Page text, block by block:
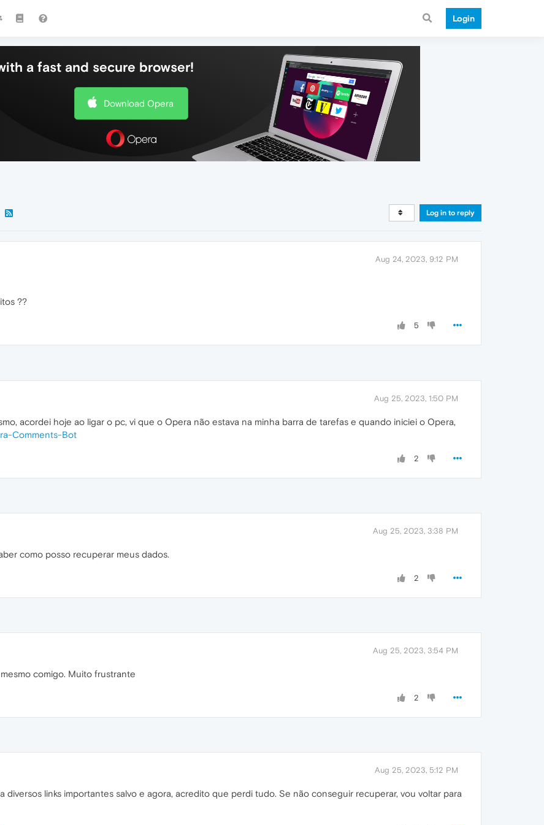
Login
a fast and secure browser!
Download Opera
Log in to reply
Aug 24, 2023, 9:12 PM
??
5
Aug 25, 2023, 1:50 PM
acordei hoje ao ligar o pc, vi que o Opera não estava na minha barra de tarefas e quando iniciei o Opera,
Comments-Bot
2
Aug 25, 2023, 3:38 PM
como posso recuperar meus dados.
2
Aug 25, 2023, 3:54 PM
comigo. Muito frustrante
2
Aug 25, 2023, 5:12 PM
diversos links importantes salvo e agora, acredito que perdi tudo. Se não conseguir recuperar, vou voltar para